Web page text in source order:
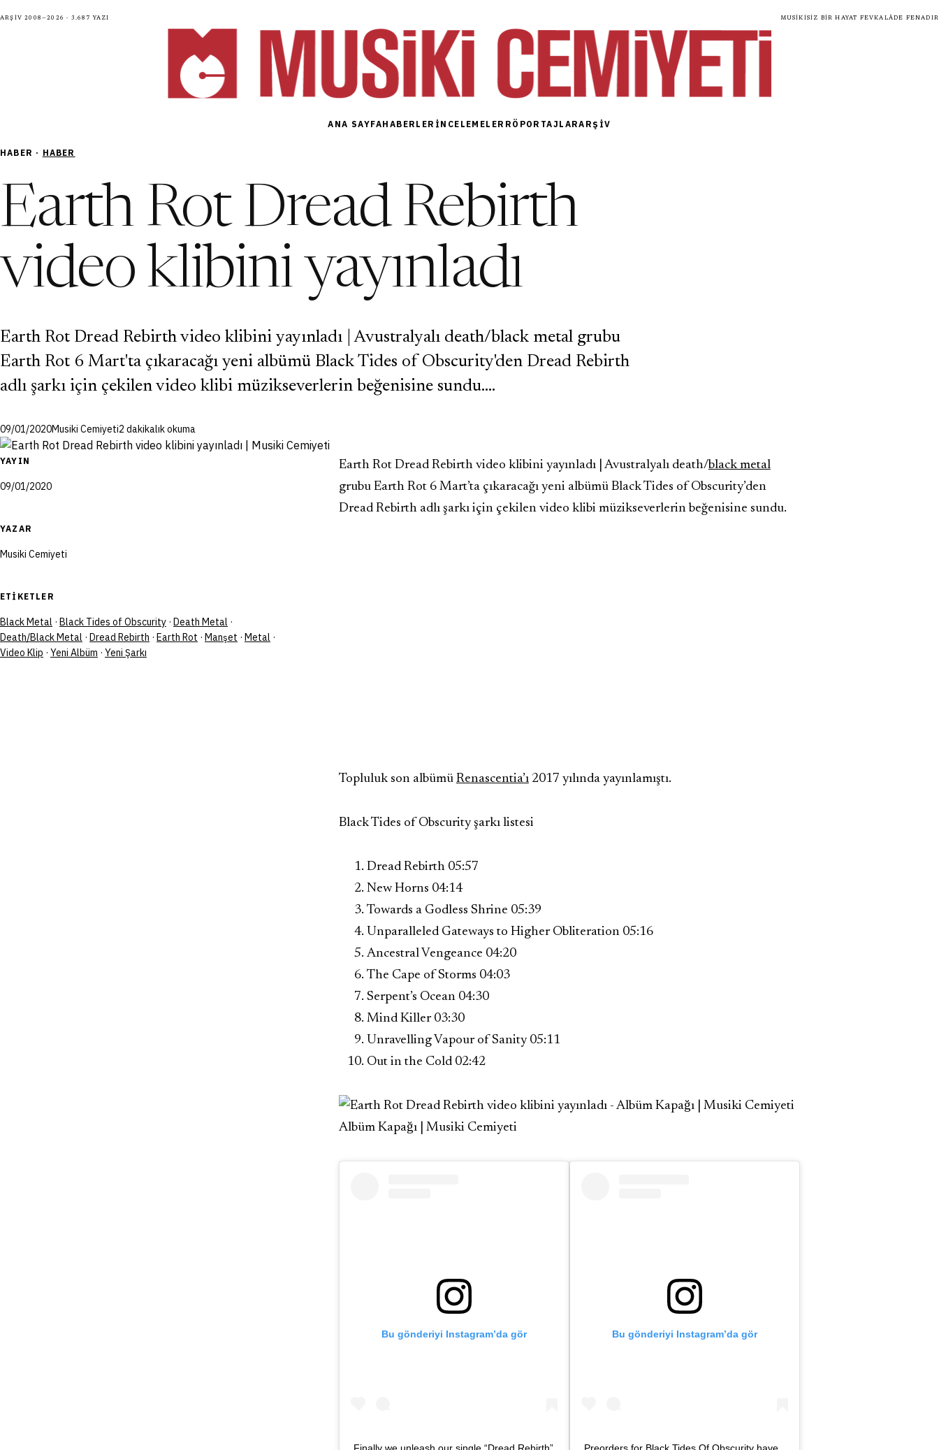
Arşiv 2008—2026 · 3.687 yazı Musikisiz bir hayat fevkalâde fenadır
ANA SAYFAHABERLER İNCELEMELER RÖPORTAJLARARŞIV
HABER · HABER
Earth Rot Dread Rebirth
video klibini yayınladı
Earth Rot Dread Rebirth video klibini yayınladı | Avustralyalı death/black metal grubu
Earth Rot 6 Mart'ta çıkaracağı yeni albümü Black Tides of Obscurity'den Dread Rebirth
adlı şarkı için çekilen video klibi müzikseverlerin beğenisine sundu.…
09/01/2020Musiki Cemiyeti2 dakikalık okuma
YAYIN
09/01/2020
YAZAR
Musiki Cemiyeti
ETIKETLER
Black Metal · Black Tides of Obscurity · Death Metal ·
Death/Black Metal · Dread Rebirth · Earth Rot · Manşet · Metal ·
Video Klip · Yeni Albüm · Yeni Şarkı
Earth Rot Dread Rebirth video klibini yayınladı | Avustralyalı death/black metal
grubu Earth Rot 6 Mart’ta çıkaracağı yeni albümü Black Tides of Obscurity’den
Dread Rebirth adlı şarkı için çekilen video klibi müzikseverlerin beğenisine sundu.
Topluluk son albümü Renascentia’ı2017 yılında yayınlamıştı.
Black Tides of Obscurity şarkı listesi
Dread Rebirth 05:57
New Horns 04:14
Towards a Godless Shrine 05:39
Unparalleled Gateways to Higher Obliteration 05:16
Ancestral Vengeance 04:20
The Cape of Storms 04:03
Serpent’s Ocean 04:30
Mind Killer 03:30
Unravelling Vapour of Sanity 05:11
Out in the Cold 02:42
Albüm Kapağı | Musiki Cemiyeti
Bu gönderiyi Instagram’da gör
Finally we unleash our single “Dread Rebirth”
Bu gönderiyi Instagram’da gör
Preorders for Black Tides Of Obscurity have